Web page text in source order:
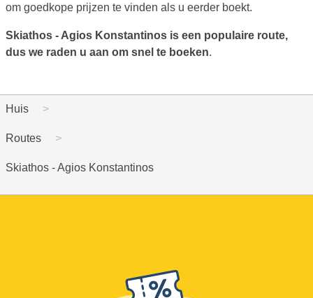
om goedkope prijzen te vinden als u eerder boekt.
Skiathos - Agios Konstantinos is een populaire route,
dus we raden u aan om snel te boeken.
Huis
Routes
Skiathos - Agios Konstantinos